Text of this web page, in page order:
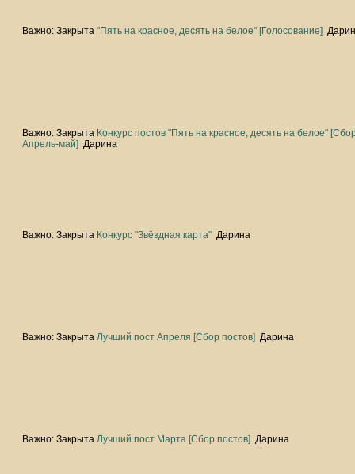
Важно: Закрыта"Пять на красное, десять на белое" [Голосование]
Важно: Закрыта Конкурс постов "Пять на красное, десять на белое"
Апрель-май] Дарина
Важно: Закрыта Конкурс "Звёздная карта" Дарина
Важно: ЗакрытаЛучший пост Апреля [Сбор постов] Дарина
Важно: ЗакрытаЛучший пост Марта [Сбор постов] Дарина